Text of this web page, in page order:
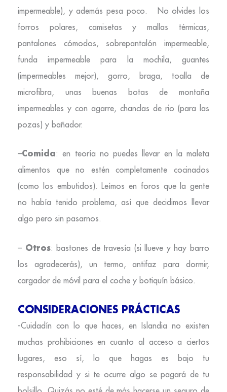
impermeable), y además pesa poco. No olvides los
forros polares, camisetas y mallas térmicas,
pantalones cómodos, sobrepantalón impermeable,
funda impermeable para la mochila, guantes
(impermeables mejor), gorro, braga, toalla de
microfibra, unas buenas botas de montaña
impermeables y con agarre, chanclas de rio (para las
pozas) y bañador.
–Comida: en teoría no puedes llevar en la maleta
alimentos que no estén completamente cocinados
(como los embutidos). Leímos en foros que la gente
no había tenido problema, así que decidimos llevar
algo pero sin pasarnos.
– Otros: bastones de travesía (si llueve y hay barro
los agradecerás), un termo, antifaz para dormir,
cargador de móvil para el coche y botiquín básico.
CONSIDERACIONES PRÁCTICAS
-Cuidadín con lo que haces, en Islandia no existen
muchas prohibiciones en cuanto al acceso a ciertos
lugares, eso sí, lo que hagas es bajo tu
responsabilidad y si te ocurre algo se pagará de tu